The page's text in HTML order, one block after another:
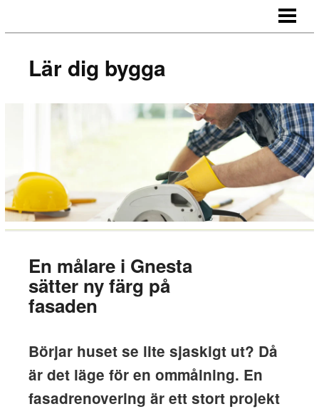
BYGG EGEN SÄNGGAVEL
BYGGA BORD AV LASTPALLAR
Lär dig bygga
En målare i Gnesta
sätter ny färg på
fasaden
Börjar huset se lite sjaskigt ut? Då
är det läge för en ommålning. En
fasadrenovering är ett stort projekt